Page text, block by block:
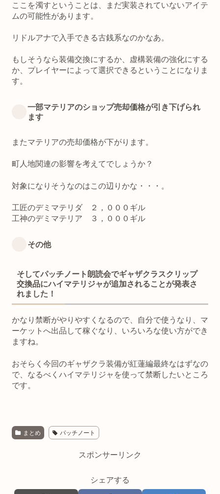
ここを濁すということは、まだ実装されていないアイテ
ムの可能性があります。
リドルアナで入手できる古銭系なのかなあ。
もしそうなら装備交換にするか、虚構装備の強化にする
か、プレイヤーによって選択できるということになりま
す。
一部マテリアのショップ売却価格が引き下げられ
ます
またマテリアの売却価格が下がります。
町人地関連の影響を考えてでしょうか？
対象になりそうなのはこの辺りかな・・・。
工匠のデミマテリダ ２，０００ギル
工神のデミマテリア ３，０００ギル
その他
そしてパッチノート朗読会でギャザクラスクリップ
交換品にハイマテリジャが追加されることが発表さ
れました！
かなり禁断がやりやすくなるので、自分で使うなり、マ
ーケットへ出品して稼ぐなり、いろいろな使い方ができ
ますね。
おそらく今回のギャザクラ装備が紅蓮編最終なはずなの
で、なるべくハイマテリジャを使って禁断したいところ
です。
まとめ パッチノート
スポンサーリンク
シェアする